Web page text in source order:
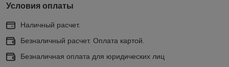
Условия оплаты
Наличный расчет.
Безналичный расчет. Оплата картой.
Безналичная оплата для юридических лиц